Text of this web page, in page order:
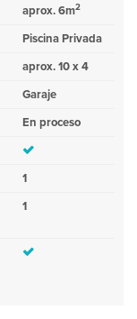
aprox. 6m2
Piscina Privada
aprox. 10 x 4
Garaje
En proceso
1
1